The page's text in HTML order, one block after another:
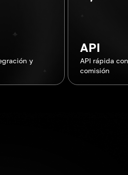
y
API
API rápida
comisión